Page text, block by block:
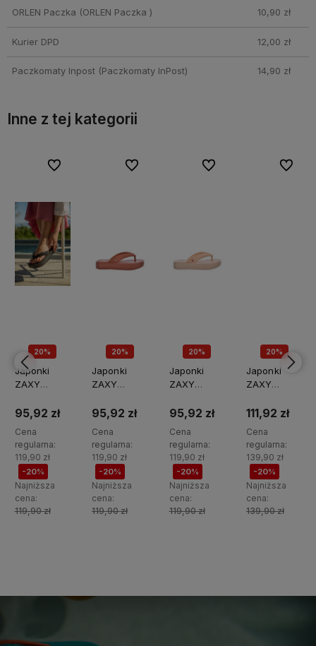
ORLEN Paczka (ORLEN Paczka ) 10,90 zł
Kurier DPD 12,00 zł
Paczkomaty Inpost(Paczkomaty InPost) 14,90 zł
Inne z tej kategorii
20%
PROMOCJA
Japonki
ZAXY
02966
95,92 zł
Cena
regularna:
119,90 zł
-20%
Najniższa
cena:
119,90 zł
Do ulubionych
Do ulubionych
20%
Japonki
ZAXY
02966
95,92 zł
Cena
regularna:
119,90 zł
-20%
Najniższa
cena:
119,90 zł
Do ulubionych
Do ulubionych
20%
Japonki
ZAXY
02966
95,92 zł
Cena
regularna:
119,90 zł
-20%
Najniższa
cena:
119,90 zł
Do ulubionych
Do ulubionych
20%
PROMOCJA
Japonki
ZAXY
02966
111,92 zł
Cena
regularna:
139,90 zł
-20%
Najniższa
cena:
139,90 zł
Do
Do